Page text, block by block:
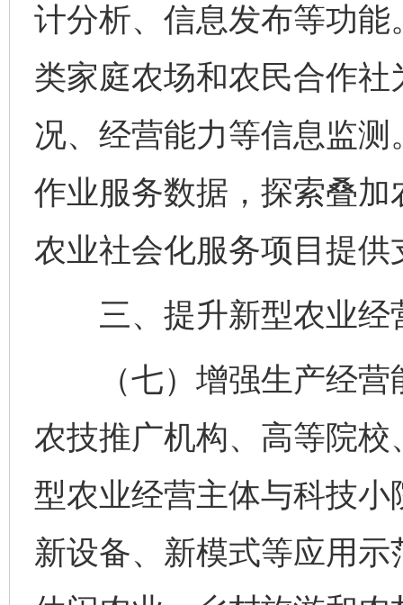
计分析、信息发布等功
类家庭农场和农民合作
况、经营能力等信息监
作业服务数据，探索叠
农业社会化服务项目提供
三、提升新型农业经
（七）增强生产经营
农技推广机构、高等院
型农业经营主体与科技
新设备、新模式等应用